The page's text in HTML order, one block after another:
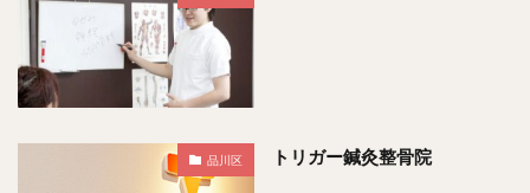
品川区 トリガー鍼灸整骨院